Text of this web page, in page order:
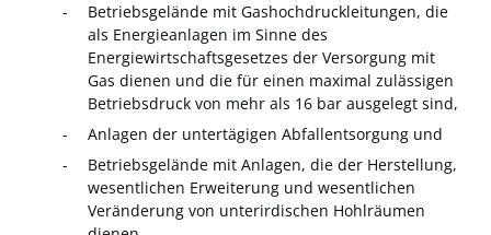
Betriebsgelände mit Gashochdruckleitungen, die
als Energieanlagen im Sinne des
Energiewirtschaftsgesetzes der Versorgung mit
Gas dienen und die für einen maximal zulässigen
Betriebsdruck von mehr als 16 bar ausgelegt sind,
Anlagen der untertägigen Abfallentsorgung und
Betriebsgelände mit Anlagen, die der Herstellung,
wesentlichen Erweiterung und wesentlichen
Veränderung von unterirdischen Hohlräumen